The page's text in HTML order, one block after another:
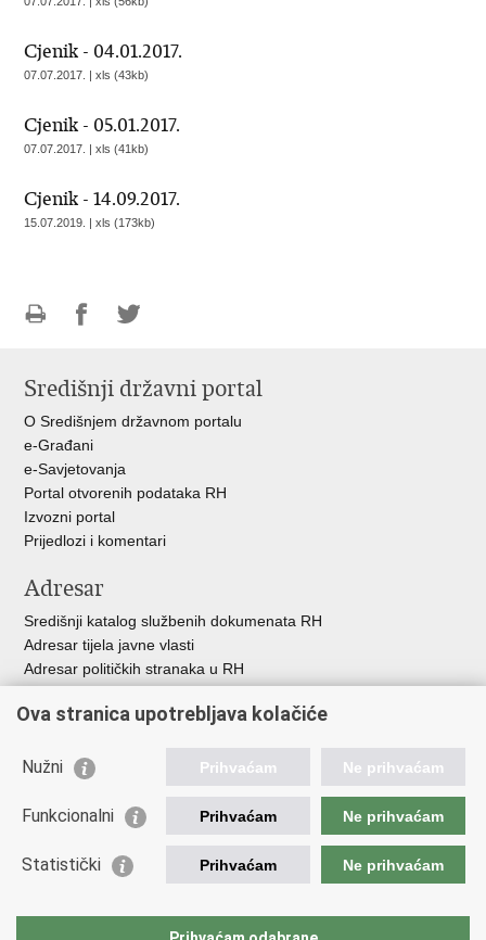
Cjenik - 04.01.2017.
07.07.2017. | xls (43kb)
Cjenik - 05.01.2017.
07.07.2017. | xls (41kb)
Cjenik - 14.09.2017.
15.07.2019. | xls (173kb)
FacebookuTwitteru
Središnji državni portal
O Središnjem državnom portalu
e-Građani
e-Savjetovanja
Portal otvorenih podataka RH
Izvozni portal
Prijedlozi i komentari
Adresar
Središnji katalog službenih dokumenata RH
Adresar tijela javne vlasti
Adresar političkih stranaka u RH
Besplatni telefoni javne uprave
Važne poveznice
Vlada Republike Hrvatske
Europska komisija
Taxation and Customs Union
Ova stranica upotrebljava kolačiće
Nužni Prihvaćam Ne prihvaćam
Funkcionalni Prihvaćam Ne prihvaćam
Statistički Prihvaćam Ne prihvaćam